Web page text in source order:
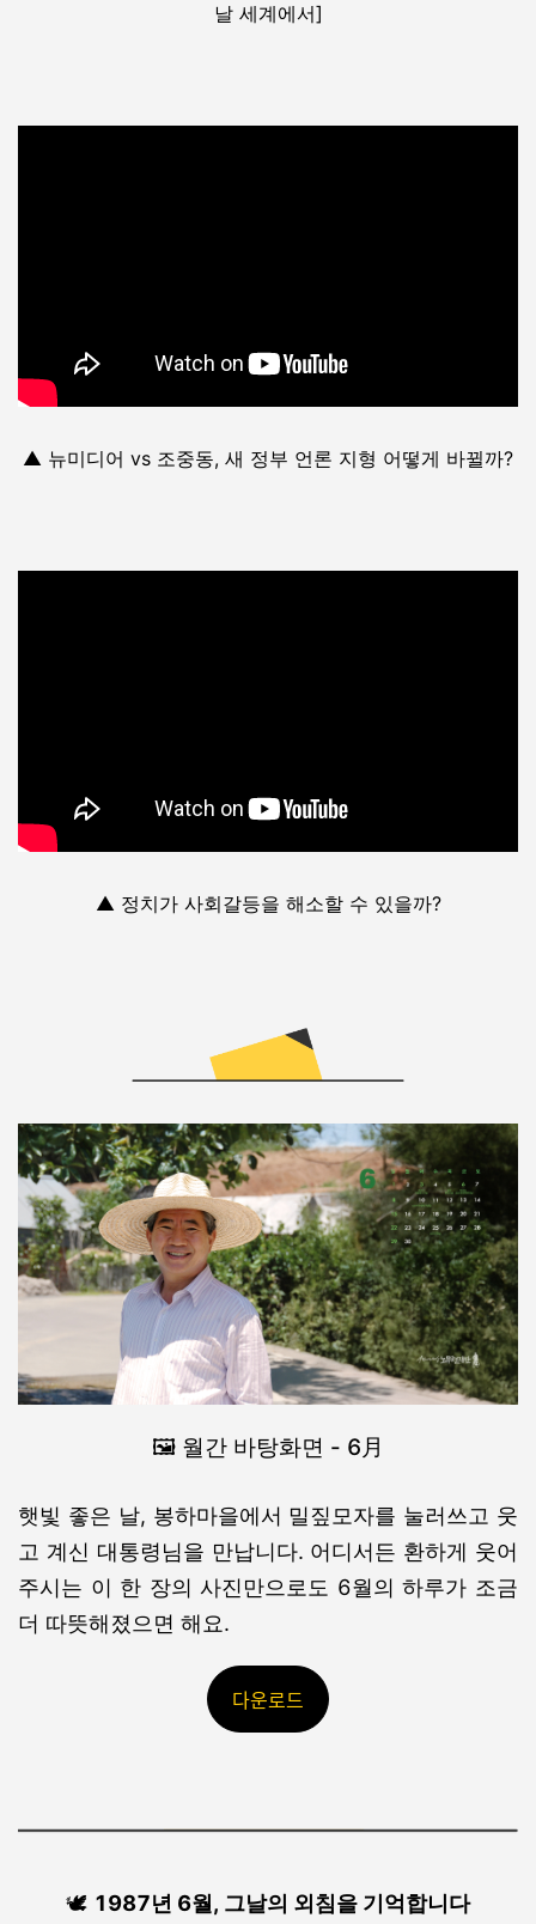
날 세계에서]
▲ 뉴미디어 vs 조중동, 새 정부 언론 지형 어떻게 바뀔까?
▲ 정치가 사회갈등을 해소할 수 있을까?
🖼️ 월간 바탕화면 - 6月
햇빛 좋은 날, 봉하마을에서 밀짚모자를 눌러쓰고 웃
고 계신 대통령님을 만납니다. 어디서든 환하게 웃어
주시는 이 한 장의 사진만으로도 6월의 하루가 조금
더 따뜻해졌으면 해요.
다운로드
🕊️ 1987년 6월, 그날의 외침을 기억합니다